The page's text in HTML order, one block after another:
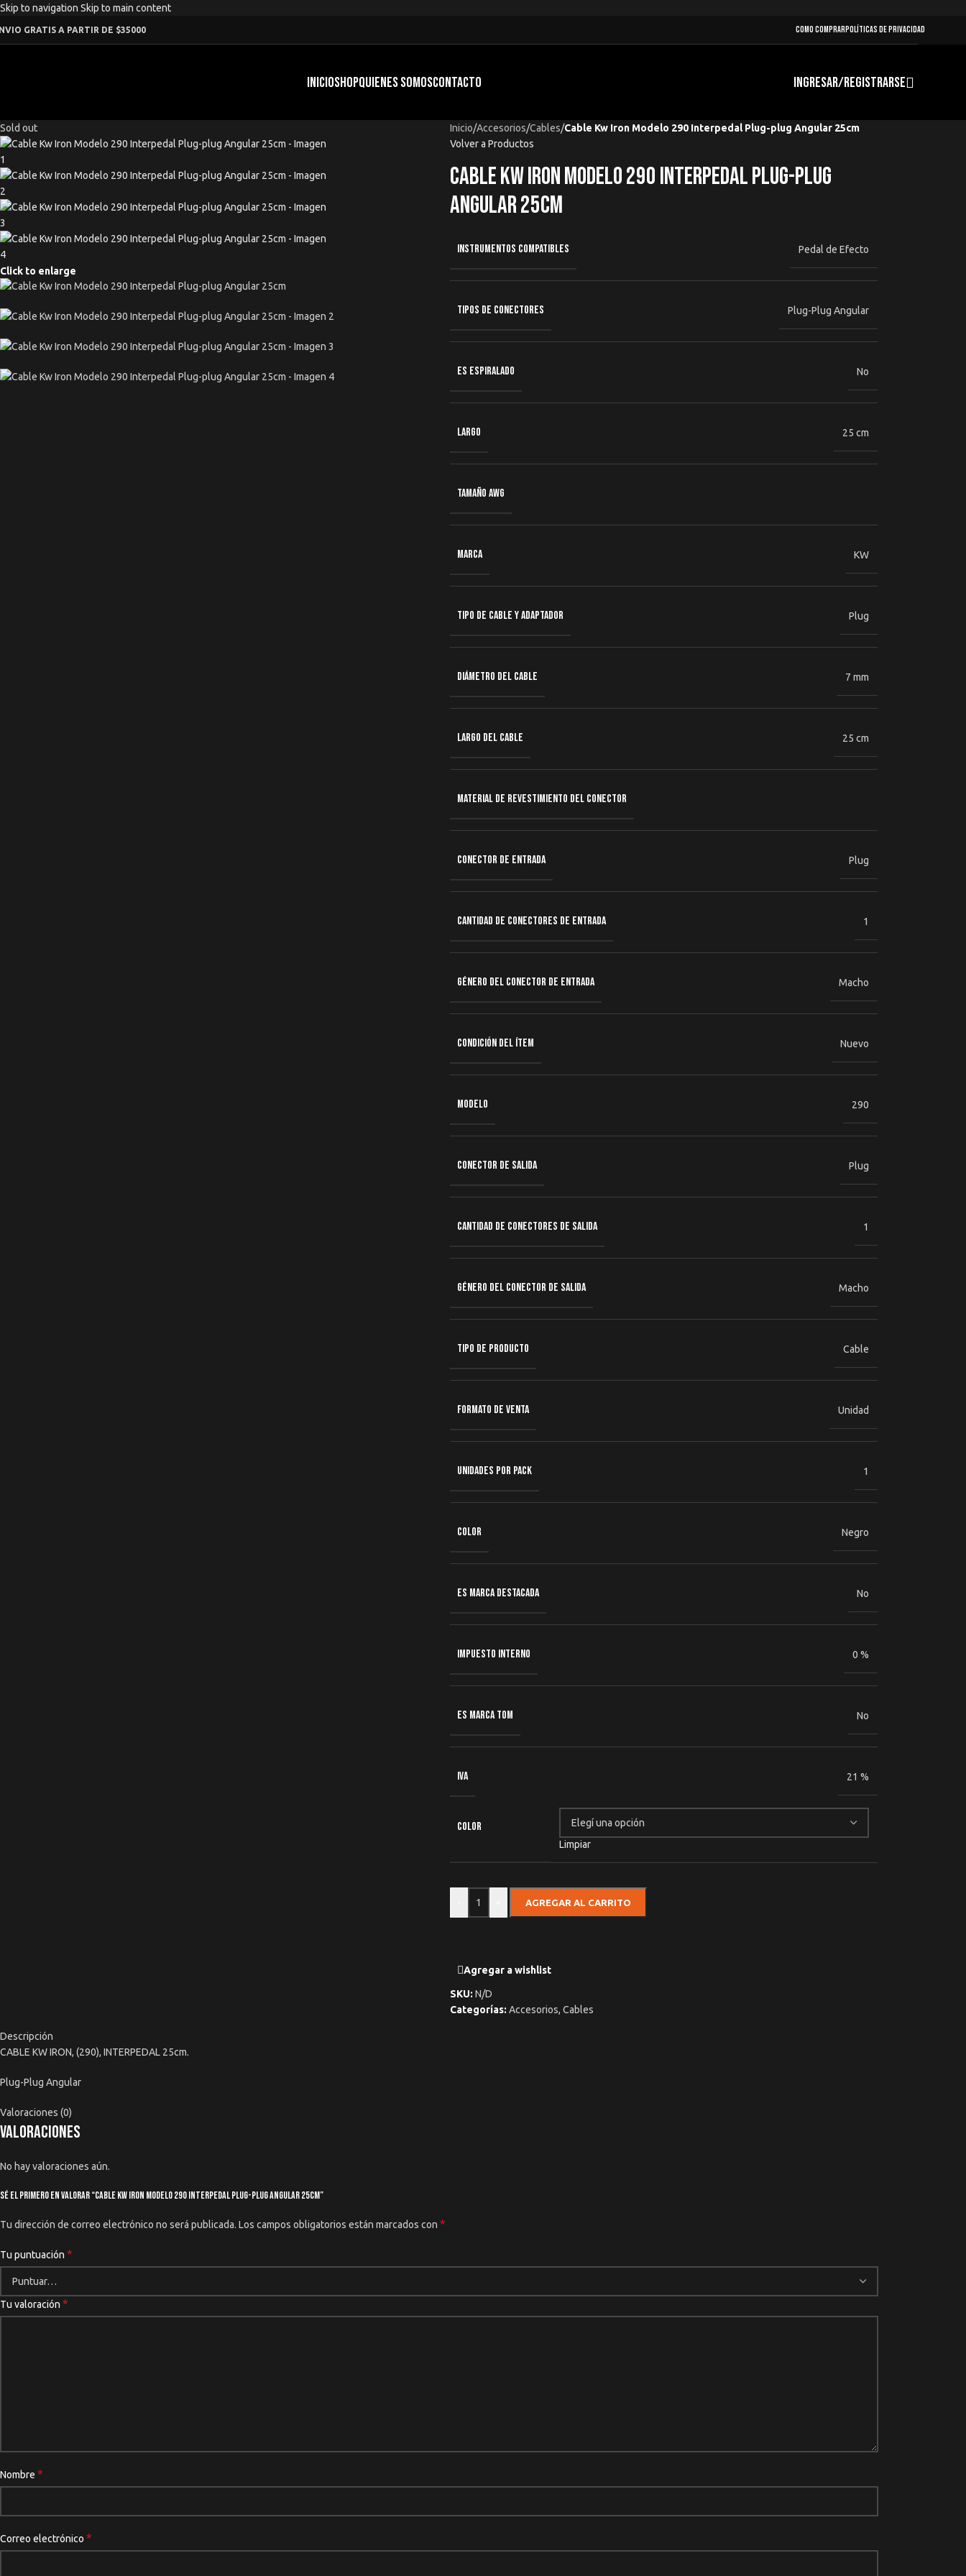
Skip to navigation Skip to main content
GRATIS A PARTIR DE $35000 COMO COMPRARPOLÍTICAS DE PRIVACIDAD
INICIOSHOPQUIENES SOMOSCONTACTO INGRESAR/REGISTRARSE
Sold out
Click to enlarge
Inicio/Accesorios/Cables/Cable Kw Iron Modelo 290 Interpedal Plug-plug Angular 25cm
Volver a Productos
Cable Kw Iron Modelo 290 Interpedal Plug-plug
Angular 25cm
INSTRUMENTOS COMPATIBLES Pedal de Efecto
TIPOS DE CONECTORES Plug-Plug Angular
ES ESPIRALADO No
LARGO 25 cm
TAMAÑO AWG
MARCA KW
TIPO DE CABLE Y ADAPTADOR Plug
DIÁMETRO DEL CABLE 7 mm
LARGO DEL CABLE 25 cm
MATERIAL DE REVESTIMIENTO DEL CONECTOR
CONECTOR DE ENTRADA Plug
CANTIDAD DE CONECTORES DE ENTRADA 1
GÉNERO DEL CONECTOR DE ENTRADA Macho
CONDICIÓN DEL ÍTEM Nuevo
MODELO 290
CONECTOR DE SALIDA Plug
CANTIDAD DE CONECTORES DE SALIDA 1
GÉNERO DEL CONECTOR DE SALIDA Macho
TIPO DE PRODUCTO Cable
FORMATO DE VENTA Unidad
UNIDADES POR PACK 1
COLOR Negro
ES MARCA DESTACADA No
IMPUESTO INTERNO 0 %
ES MARCA TOM No
IVA 21 %
COLOR
Limpiar
AGREGAR AL CARRITO
Agregar a wishlist
SKU: N/D
Categorías: Accesorios, Cables
Descripción
CABLE KW IRON, (290), INTERPEDAL 25cm.
Plug-Plug Angular
Valoraciones (0)
Valoraciones
No hay valoraciones aún.
Sé el primero en valorar “Cable Kw Iron Modelo 290 Interpedal Plug-plug Angular 25cm”
Tu dirección de correo electrónico no será publicada. Los campos obligatorios están marcados con *
Tu puntuación *
Tu valoración *
Nombre *
Correo electrónico *